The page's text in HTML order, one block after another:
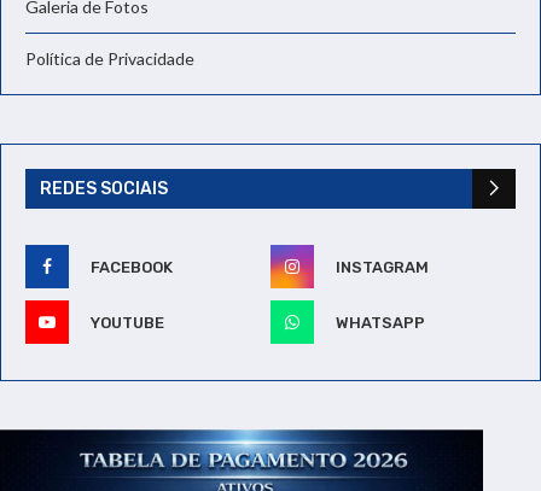
Galeria de Fotos
Política de Privacidade
REDES SOCIAIS
FACEBOOK INSTAGRAM
YOUTUBE WHATSAPP